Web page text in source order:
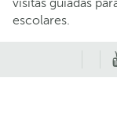
escolares.